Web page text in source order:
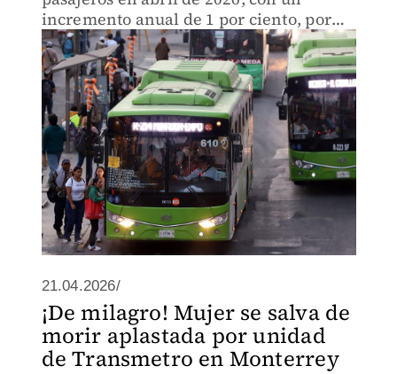
incremento anual de 1 por ciento, por
debajo de otras ciudades del país.
21.04.2026/
¡De milagro! Mujer se salva de
morir aplastada por unidad
de Transmetro en Monterrey